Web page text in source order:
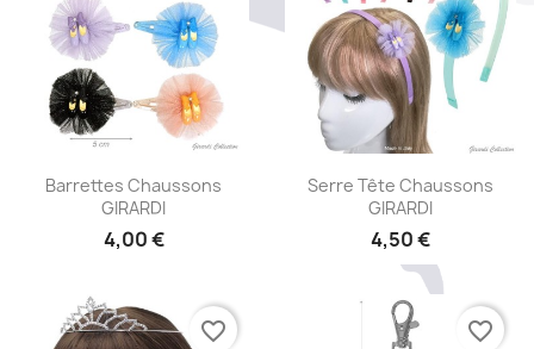
Aperçu rapide
Barrettes Chaussons
GIRARDI
4,00 €
Aperçu rapide
Serre Tête Chaussons
GIRARDI
4,50 €
favorite_border favorite_border